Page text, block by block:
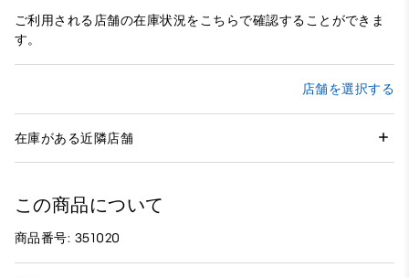
ご利用される店舗の在庫状況をこちらで確認することができま
す。
店舗を選択する
在庫がある近隣店舗
この商品について
商品番号: 351020